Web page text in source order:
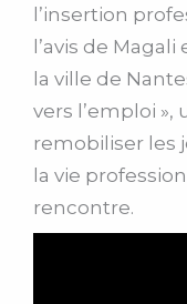
l’insertion
l’avis de
la ville de
vers l’emploi
remobiliser les
la vie
rencontre.